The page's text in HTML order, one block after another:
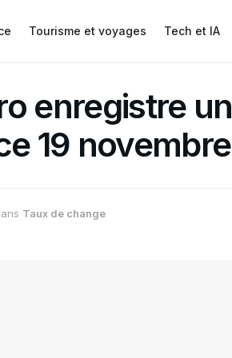
Tourisme et voyages Tech et IA
enregistre un
19 novembre
Taux de change